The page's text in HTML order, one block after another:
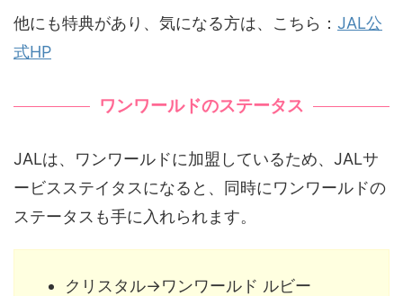
他にも特典があり、気になる方は、こちら： JAL公
式HP
ワンワールドのステータス
JALは、ワンワールドに加盟しているため、JALサ
ービスステイタスになると、同時にワンワールドの
ステータスも手に入れられます。
クリスタル→ワンワールド ルビー